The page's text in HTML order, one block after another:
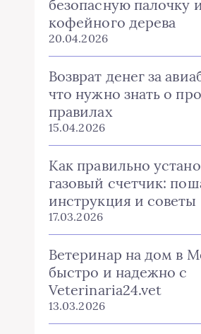
безопасную палочку
кофейного дерева
20.04.2026
Возврат денег за
что нужно знать о
правилах
15.04.2026
Как правильно
газовый счетчик:
инструкция и советы
17.03.2026
Ветеринар на дом в
быстро и надежно с
Veterinaria24.vet
13.03.2026